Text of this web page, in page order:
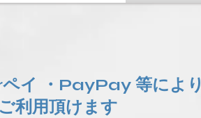
イ ・PayPay 等により
利用頂けます